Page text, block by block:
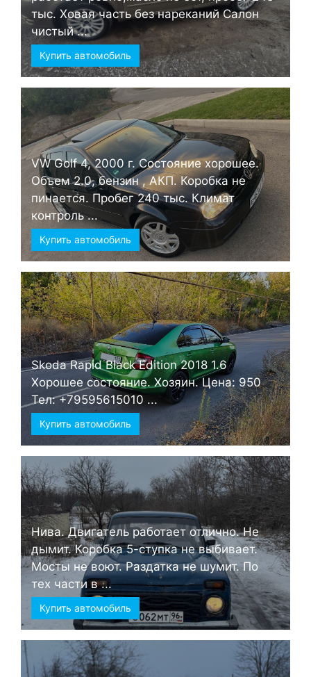
тыс. Ховая часть без нареканий Салон
чистый ...
Купить автомобиль
VW Golf 4, 2000 г. Состояние хорошее.
Объем 2.0, бензин , АКП. Коробка не
пинается. Пробег 240 тыс. Климат
контроль ...
Купить автомобиль
Skoda Rapid Black Edition 2018 1.6
Хорошее состояние. Хозяин. Цена: 950
Тел: +79595615010 ...
Купить автомобиль
Нива. Двигатель работает отлично. Не
дымит. Коробка 5-ступка не выбивает.
Мосты не воют. Раздатка не шумит. По
тех части в ...
Купить автомобиль